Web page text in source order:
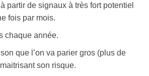
partir de signaux à très fort potentiel
fois par mois.
chaque année.
que l’on va parier gros (plus de
son risque.